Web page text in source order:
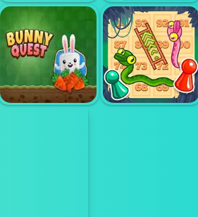
FARM
KIDS FARM FUN
KIDS ANIMAL
FUN
BASKETBALL
MASTER